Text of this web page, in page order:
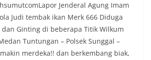
Jenderal Agung Imam
Judi tembak ikan Merk 666 Diduga
dan Ginting di beberapa Titik Wilkum
Tuntungan – Polsek Sunggal –
merdeka!! dan berkembang biak,